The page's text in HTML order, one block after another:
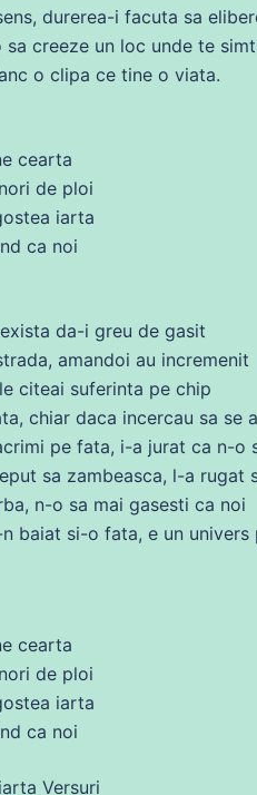
durerea-i facuta sa
sa creeze un loc unde te
o clipa ce tine o viata.
cearta
de ploi
iarta
ca noi
da-i greu de gasit
amandoi au incremenit
citeai suferinta pe chip
chiar daca incercau sa se
pe fata, i-a jurat ca n-o
sa zambeasca, l-a rugat
n-o sa mai gasesti ca noi
baiat si-o fata, e un univers
cearta
de ploi
iarta
ca noi